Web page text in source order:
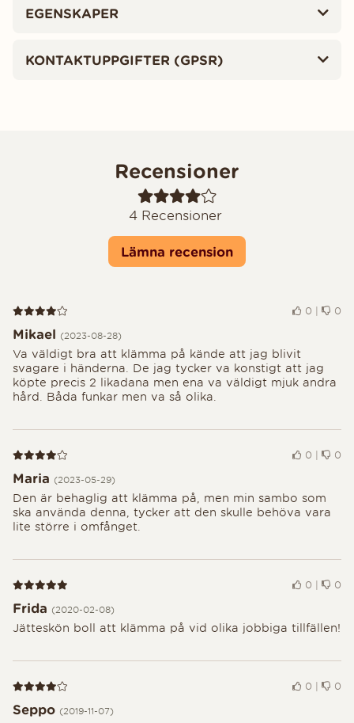
EGENSKAPER
KONTAKTUPPGIFTER (GPSR)
Recensioner
4Recensioner
Lämna recension
Recension 4 av 5 0 0
Mikael (2023-08-28)
Va väldigt bra att klämma på kände att jag blivit
svagare i händerna. De jag tycker va konstigt att jag
köpte precis 2 likadana men ena va väldigt mjuk andra
hård. Båda funkar men va så olika.
Recension 4 av 5 0 0
Maria (2023-05-29)
Den är behaglig att klämma på, men min sambo som
ska använda denna, tycker att den skulle behöva vara
lite större i omfånget.
Recension 5 av 5 0 0
Frida (2020-02-08)
Jätteskön boll att klämma på vid olika jobbiga tillfällen!
Recension 4 av 5 0 0
Seppo (2019-11-07)